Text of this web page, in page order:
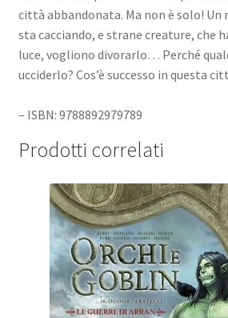
città abbandonata. Ma non è solo!
sta cacciando, e strane creature, che
luce, vogliono divorarlo… Perché
ucciderlo? Cos’è successo in questa
– ISBN: 9788892979789
Prodotti correlati